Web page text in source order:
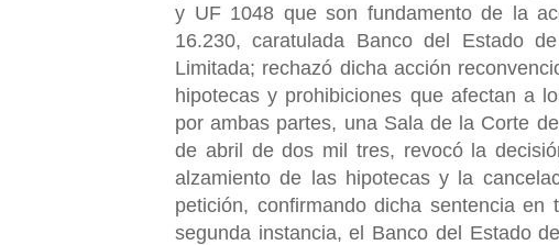
y UF 1048 que son fundamento de la
16.230, caratulada Banco del Estado
Limitada; rechazó dicha acción
hipotecas y prohibiciones que afectan a
por ambas partes, una Sala de la Corte
de abril de dos mil tres, revocó la
alzamiento de las hipotecas y la
petición, confirmando dicha sentencia
segunda instancia, el Banco del Estado